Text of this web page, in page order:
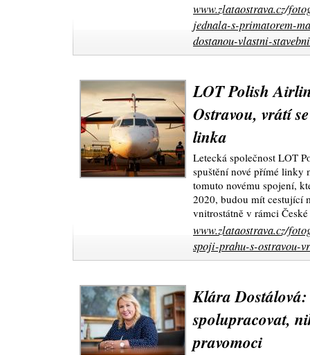
www.zlataostrava.cz/
jednala-s-primatorem-
dostanou-vlastni-
LOT Polish
Ostravou, vrátí
linka
Letecká společnost LOT
spuštění nové přímé linky
tomuto novému spojení,
2020, budou mít cestující
vnitrostátně v rámci
www.zlataostrava.cz/
spoji-prahu-s-ostravou-
Klára Dostálová:
spolupracovat,
pravomoci